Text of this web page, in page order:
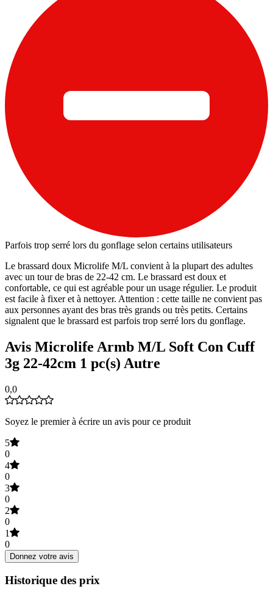
Parfois trop serré lors du gonflage selon certains utilisateurs
Le brassard doux Microlife M/L convient à la plupart des adultes
avec un tour de bras de 22-42 cm. Le brassard est doux et
confortable, ce qui est agréable pour un usage régulier. Le produit
est facile à fixer et à nettoyer. Attention : cette taille ne convient pas
aux personnes ayant des bras très grands ou très petits. Certains
signalent que le brassard est parfois trop serré lors du gonflage.
Avis Microlife Armb M/L Soft Con Cuff
3g 22-42cm 1 pc(s) Autre
0,0
Soyez le premier à écrire un avis pour ce produit
5
0
4
0
3
0
2
0
1
0
Donnez votre avis
Historique des prix